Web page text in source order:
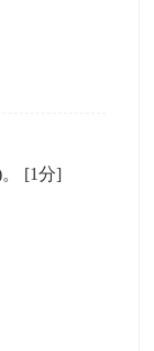
[1分]